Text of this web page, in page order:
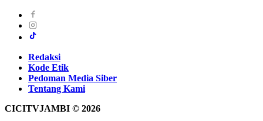
Redaksi
Kode Etik
Pedoman Media Siber
Tentang Kami
CICITVJAMBI © 2026